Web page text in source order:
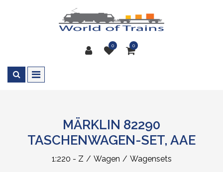
0 0
MÄRKLIN 82290
TASCHENWAGEN-SET, AAE
1:220 - Z Wagen Wagensets